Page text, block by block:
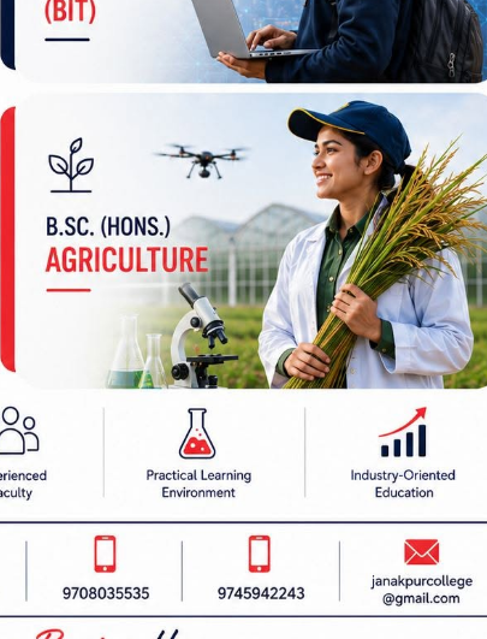
हाम्रो टीम : सम्पर्क ठेगाना:
जनकपुरधाम-२, धनुषा